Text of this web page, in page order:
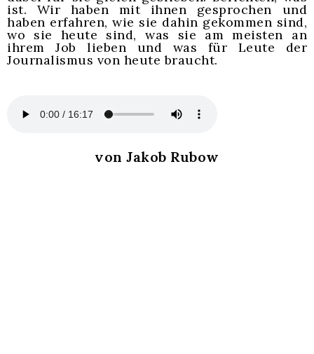
ist. Wir haben mit ihnen gesprochen und
haben erfahren, wie sie dahin gekommen sind,
wo sie heute sind, was sie am meisten an
ihrem Job lieben und was für Leute der
Journalismus von heute braucht.
von Jakob Rubow